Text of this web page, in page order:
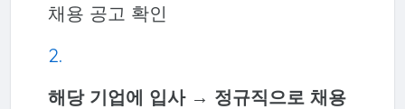
채용 공고 확인
해당 기업에 입사 → 정규직으로 채용